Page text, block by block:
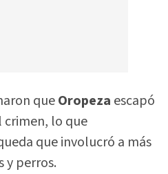
queOropeza escapó
crimen, lo que
que involucró a más
y perros.